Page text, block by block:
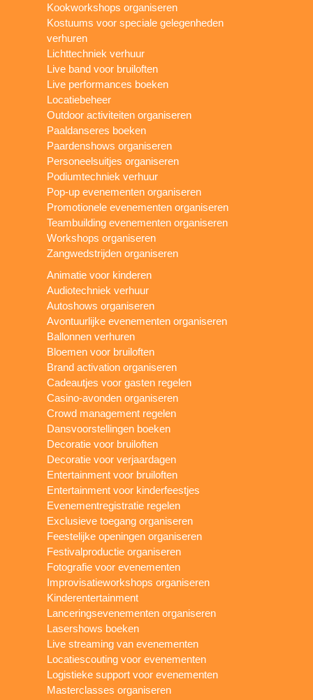
Kookworkshops organiseren
Kostuums voor speciale gelegenheden
verhuren
Lichttechniek verhuur
Live band voor bruiloften
Live performances boeken
Locatiebeheer
Outdoor activiteiten organiseren
Paaldanseres boeken
Paardenshows organiseren
Personeelsuitjes organiseren
Podiumtechniek verhuur
Pop-up evenementen organiseren
Promotionele evenementen organiseren
Teambuilding evenementen organiseren
Workshops organiseren
Zangwedstrijden organiseren
Animatie voor kinderen
Audiotechniek verhuur
Autoshows organiseren
Avontuurlijke evenementen organiseren
Ballonnen verhuren
Bloemen voor bruiloften
Brand activation organiseren
Cadeautjes voor gasten regelen
Casino-avonden organiseren
Crowd management regelen
Dansvoorstellingen boeken
Decoratie voor bruiloften
Decoratie voor verjaardagen
Entertainment voor bruiloften
Entertainment voor kinderfeestjes
Evenementregistratie regelen
Exclusieve toegang organiseren
Feestelijke openingen organiseren
Festivalproductie organiseren
Fotografie voor evenementen
Improvisatieworkshops organiseren
Kinderentertainment
Lanceringsevenementen organiseren
Lasershows boeken
Live streaming van evenementen
Locatiescouting voor evenementen
Logistieke support voor evenementen
Masterclasses organiseren